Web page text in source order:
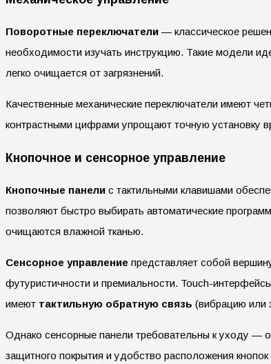
Поворотные переключатели — классическое
необходимости изучать инструкцию. Такие модели
легко очищается от загрязнений.
Качественные механические переключатели имеют
контрастными цифрами упрощают точную установку
Кнопочное и сенсорное управление
Кнопочные панели с тактильными клавишами
позволяют быстро выбирать автоматические
очищаются влажной тканью.
Сенсорное управление представляет собой
футуристичности и премиальности. Touch-
имеют тактильную обратную связь (вибрацию или
Однако сенсорные панели требовательны к уходу —
защитного покрытия и удобство расположения